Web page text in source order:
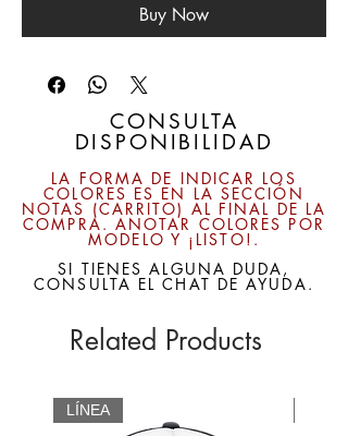
Buy Now
CONSULTA
DISPONIBILIDAD
LA FORMA DE INDICAR LOS
COLORES ES EN LA SECCIÓN
NOTAS (CARRITO) AL FINAL DE LA
COMPRA. ANOTAR COLORES POR
MODELO Y ¡LISTO!.
SI TIENES ALGUNA DUDA,
CONSULTA EL CHAT DE AYUDA.
Related Products
LÍNEA